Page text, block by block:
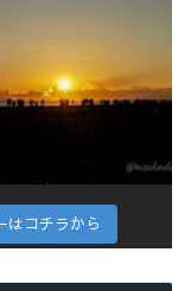
はコチラから